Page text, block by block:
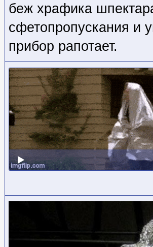
беж храфика
сфетопропускания и
прибор рапотает.